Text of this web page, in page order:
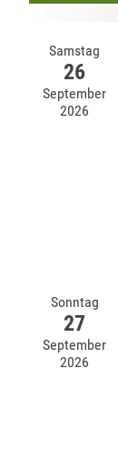
Samstag
26
September
2026
Sonntag
27
September
2026